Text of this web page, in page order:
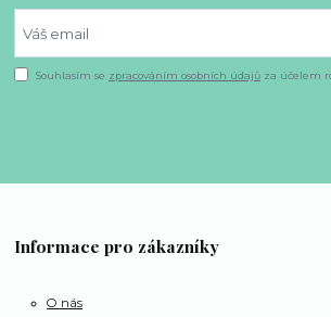
Souhlasím se zpracováním osobních údajů za účelem
Informace pro zákazníky
O nás